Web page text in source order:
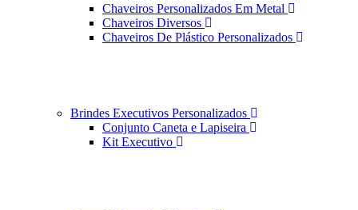
Chaveiros Personalizados Em Metal
Chaveiros Diversos
Chaveiros De Plástico Personalizados
Brindes Executivos Personalizados
Conjunto Caneta e Lapiseira
Kit Executivo